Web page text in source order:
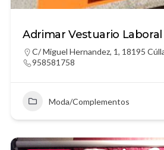
Adrimar Vestuario Laboral
C/ Miguel Hernandez, 1, 18195
958581758
Moda/Complementos